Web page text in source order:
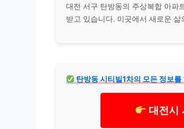
대전 서구 탄방동의 주상복합 아파
받고 있습니다. 이곳에서 새로운
탄방동 시티빌1차의 모든 정보
대전시